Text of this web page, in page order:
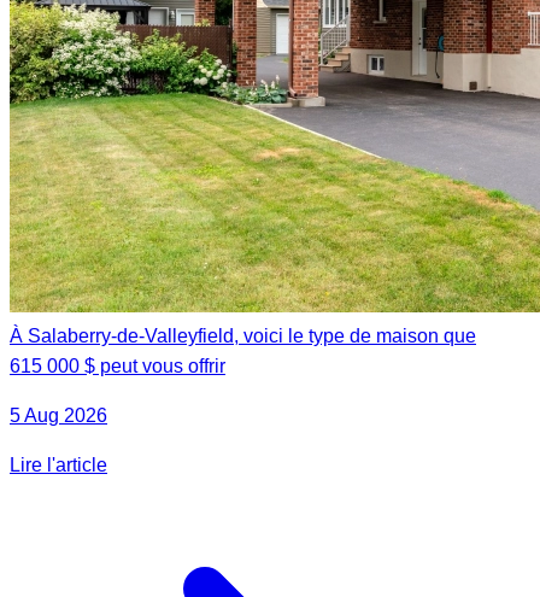
À Salaberry-de-Valleyfield, voici le type de maison que
615 000 $ peut vous offrir
5 Aug 2026
Lire l'article